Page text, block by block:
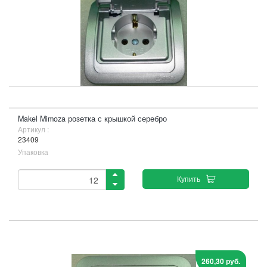
Makel Mimoza розетка с крышкой серебро
Артикул :
23409
Упаковка
Купить
260,30 руб.